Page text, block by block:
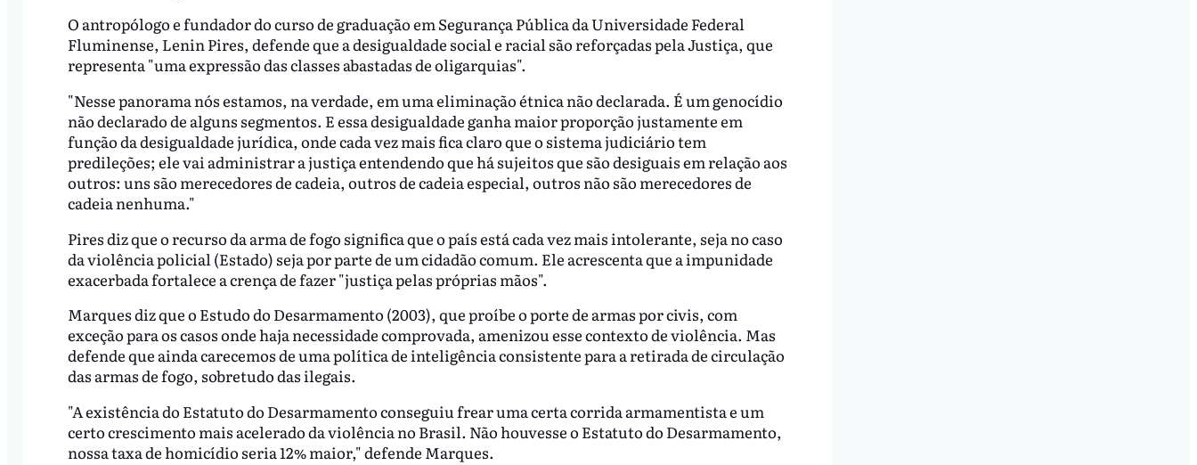
O antropólogo e fundador do curso de graduação em Segurança Pública da Universidade Federal
Fluminense, Lenin Pires, defende que a desigualdade social e racial são reforçadas pela Justiça, que
representa "uma expressão das classes abastadas de oligarquias".
"Nesse panorama nós estamos, na verdade, em uma eliminação étnica não declarada. É um genocídio
não declarado de alguns segmentos. E essa desigualdade ganha maior proporção justamente em
função da desigualdade jurídica, onde cada vez mais fica claro que o sistema judiciário tem
predileções; ele vai administrar a justiça entendendo que há sujeitos que são desiguais em relação aos
outros: uns são merecedores de cadeia, outros de cadeia especial, outros não são merecedores de
cadeia nenhuma."
Pires diz que o recurso da arma de fogo significa que o país está cada vez mais intolerante, seja no caso
da violência policial (Estado) seja por parte de um cidadão comum. Ele acrescenta que a impunidade
exacerbada fortalece a crença de fazer "justiça pelas próprias mãos".
Marques diz que o Estudo do Desarmamento (2003), que proíbe o porte de armas por civis, com
exceção para os casos onde haja necessidade comprovada, amenizou esse contexto de violência. Mas
defende que ainda carecemos de uma política de inteligência consistente para a retirada de circulação
das armas de fogo, sobretudo das ilegais.
"A existência do Estatuto do Desarmamento conseguiu frear uma certa corrida armamentista e um
certo crescimento mais acelerado da violência no Brasil. Não houvesse o Estatuto do Desarmamento,
nossa taxa de homicídio seria 12% maior," defende Marques.